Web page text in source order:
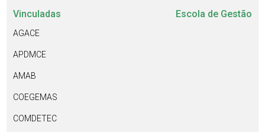
Vinculadas
AGACE
APDMCE
AMAB
COEGEMAS
COMDETEC
Escola de Gestão